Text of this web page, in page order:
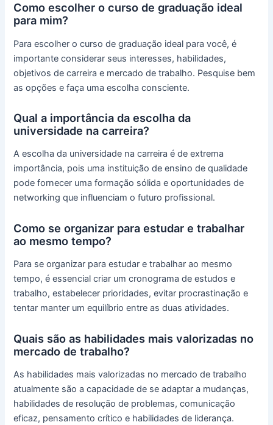
Como escolher o curso de graduação ideal
para mim?
Para escolher o curso de graduação ideal para você, é
importante considerar seus interesses, habilidades,
objetivos de carreira e mercado de trabalho. Pesquise bem
as opções e faça uma escolha consciente.
Qual a importância da escolha da
universidade na carreira?
A escolha da universidade na carreira é de extrema
importância, pois uma instituição de ensino de qualidade
pode fornecer uma formação sólida e oportunidades de
networking que influenciam o futuro profissional.
Como se organizar para estudar e trabalhar
ao mesmo tempo?
Para se organizar para estudar e trabalhar ao mesmo
tempo, é essencial criar um cronograma de estudos e
trabalho, estabelecer prioridades, evitar procrastinação e
tentar manter um equilíbrio entre as duas atividades.
Quais são as habilidades mais valorizadas no
mercado de trabalho?
As habilidades mais valorizadas no mercado de trabalho
atualmente são a capacidade de se adaptar a mudanças,
habilidades de resolução de problemas, comunicação
eficaz, pensamento crítico e habilidades de liderança.